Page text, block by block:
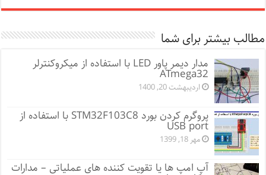
مطالب بیشتر برای شما
مدار دیمر پاور LED با استفاده از میکروکنترلر
ATmega32
اردیبهشت 20, 1400
پروگرم کردن بورد STM32F103C8 با استفاده از
USB port
مهر 18, 1399
آپ امپ ها یا تقویت کننده های عملیاتی – مدارات